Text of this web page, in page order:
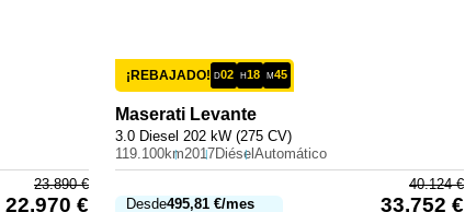
23.890€
22.970 €
¡REBAJADO! D02 H18 M45
Maserati Levante
3.0 Diesel 202 kW (275 CV)
119.100km2017Diésel Automático
Desde495,81 €/mes
40.124€
33.752 €